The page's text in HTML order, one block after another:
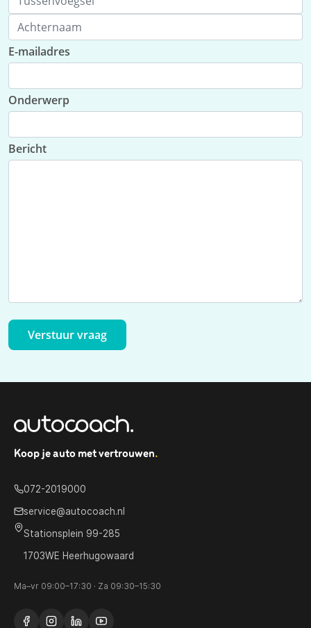
E-mailadres
Onderwerp
Bericht
Verstuur vraag
Koop je auto met vertrouwen.
072-2019000
service@autocoach.nl
Stationsplein 99-285
1703WE Heerhugowaard
Ma–vr 09:00–17:30 · Za 09:30–15:30